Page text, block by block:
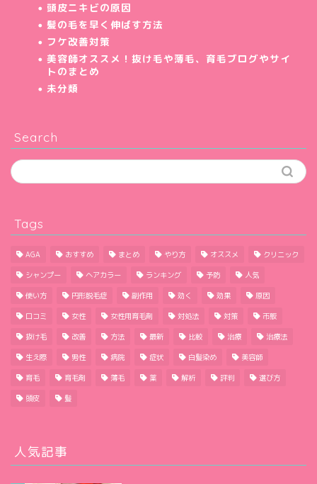
頭皮ニキビの原因
髪の毛を早く伸ばす方法
フケ改善対策
美容師オススメ！抜け毛や薄毛、育毛ブログやサイ
トのまとめ
未分類
Search
Tags
AGA おすすめ まとめ やり方 オススメ クリニック
シャンプー ヘアカラー ランキング 予防 人気
使い方 円形脱毛症 副作用 効く 効果 原因
口コミ 女性 女性用育毛剤 対処法 対策 市販
抜け毛 改善 方法 最新 比較 治療 治療法
生え際 男性 病院 症状 白髪染め 美容師
育毛 育毛剤 薄毛 薬 解析 評判 選び方
頭皮 髪
人気記事